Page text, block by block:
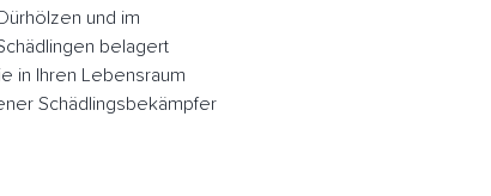
und im
belagert
in Ihren Lebensraum
Schädlingsbekämpfer